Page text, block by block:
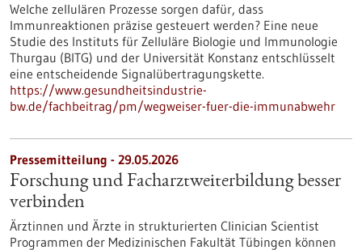
Welche zellulären Prozesse sorgen dafür, dass
Immunreaktionen präzise gesteuert werden? Eine neue
Studie des Instituts für Zelluläre Biologie und Immunologie
Thurgau (BITG) und der Universität Konstanz entschlüsselt
eine entscheidende Signalübertragungskette.
https://www.gesundheitsindustrie-
bw.de/fachbeitrag/pm/wegweiser-fuer-die-immunabwehr
Pressemitteilung - 29.05.2026
Forschung und Facharztweiterbildung besser
verbinden
Ärztinnen und Ärzte in strukturierten Clinician Scientist
Programmen der Medizinischen Fakultät Tübingen können